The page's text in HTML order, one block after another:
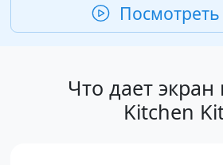
Что дает экран
Kitchen